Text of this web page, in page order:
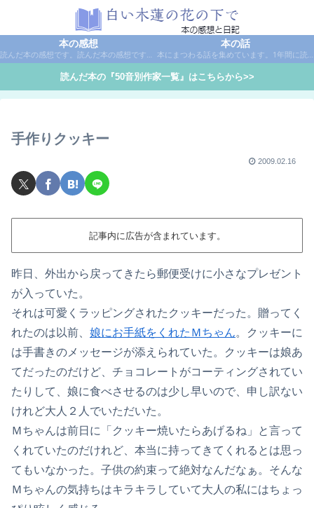
本の感想
読んだ本の感想です。読んだ本の感想です。本は作家名で50音別に分類しています。
本の話
本にまつわる話を集めています。1年間に読んだ本の総括や、本に関する話題など。
読んだ本の『50音別作家一覧』はこちらから>>
手作りクッキー
2009.02.16
記事内に広告が含まれています。
昨日、外出から戻ってきたら郵便受けに小さなプレゼント
が入っていた。
それは可愛くラッピングされたクッキーだった。贈ってく
れたのは以前、 娘にお手紙をくれたＭちゃん。クッキーに
は手書きのメッセージが添えられていた。クッキーは娘あ
てだったのだけど、チョコレートがコーティングされてい
たりして、娘に食べさせるのは少し早いので、申し訳ない
けれど大人２人でいただいた。
Ｍちゃんは前日に「クッキー焼いたらあげるね」と言って
くれていたのだけれど、本当に持ってきてくれるとは思っ
てもいなかった。子供の約束って絶対なんだなぁ。そんな
Ｍちゃんの気持ちはキラキラしていて大人の私にはちょっ